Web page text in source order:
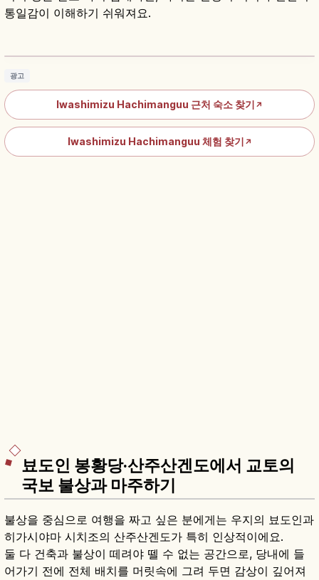
통일감이 이해하기 쉬워져요.
이와시미즈하치만구란?｜교토 오토코야마 액
광고
Iwashimizu Hachimanguu 근처 숙소 찾기 ↗
Iwashimizu Hachimanguu 체험 찾기 ↗
뵤도인 봉황당·산주산겐도에서 교토의
국보 불상과 마주하기
불상을 중심으로 여행을 짜고 싶은 분에게는 우지의 뵤도인과
히가시야마 시치조의 산주산겐도가 특히 인상적이에요.
둘 다 건축과 불상이 떼려야 뗄 수 없는 공간으로, 당내에 들
어가기 전에 전체 배치를 머릿속에 그려 두면 감상이 깊어져